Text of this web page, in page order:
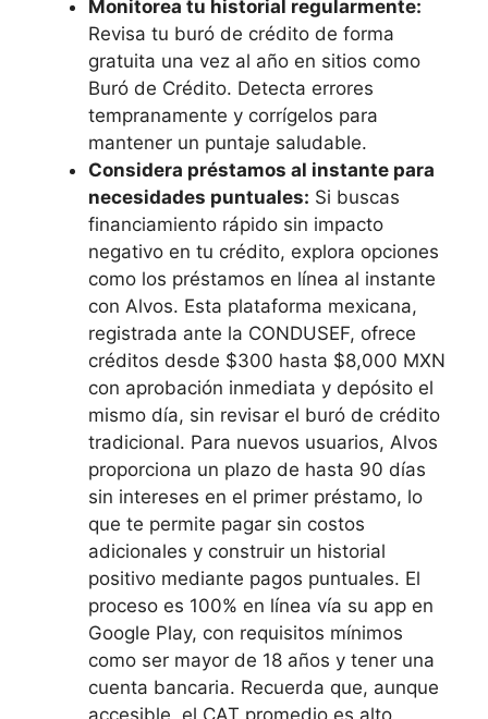
Monitorea tu historial regularmente:
Revisa tu buró de crédito de forma
gratuita una vez al año en sitios como
Buró de Crédito. Detecta errores
tempranamente y corrígelos para
mantener un puntaje saludable.
Considera préstamos al instante para
necesidades puntuales: Si buscas
financiamiento rápido sin impacto
negativo en tu crédito, explora opciones
como los préstamos en línea al instante
con Alvos. Esta plataforma mexicana,
registrada ante la CONDUSEF, ofrece
créditos desde $300 hasta $8,000 MXN
con aprobación inmediata y depósito el
mismo día, sin revisar el buró de crédito
tradicional. Para nuevos usuarios, Alvos
proporciona un plazo de hasta 90 días
sin intereses en el primer préstamo, lo
que te permite pagar sin costos
adicionales y construir un historial
positivo mediante pagos puntuales. El
proceso es 100% en línea vía su app en
Google Play, con requisitos mínimos
como ser mayor de 18 años y tener una
cuenta bancaria. Recuerda que, aunque
accesible, el CAT promedio es alto